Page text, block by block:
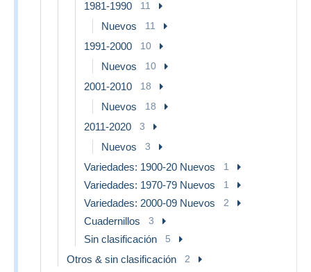
1981-1990 11
Nuevos 11
1991-2000 10
Nuevos 10
2001-2010 18
Nuevos 18
2011-2020 3
Nuevos 3
Variedades: 1900-20 Nuevos 1
Variedades: 1970-79 Nuevos 1
Variedades: 2000-09 Nuevos 2
Cuadernillos 3
Sin clasificación 5
Otros & sin clasificación 2